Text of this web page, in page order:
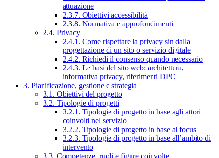
attuazione
2.3.7. Obiettivi accessibilità
2.3.8. Normativa e approfondimenti
2.4. Privacy
2.4.1. Come rispettare la privacy sin dalla
progettazione di un sito o servizio digitale
2.4.2. Richiedi il consenso quando necessario
2.4.3. Le basi del sito web: architettura,
informativa privacy, riferimenti DPO
3. Pianificazione, gestione e strategia
3.1. Obiettivi del progetto
3.2. Tipologie di progetti
3.2.1. Tipologie di progetto in base agli attori
coinvolti nel servizio
3.2.2. Tipologie di progetto in base al focus
3.2.3. Tipologie di progetto in base all’ambito di
intervento
3.3. Competenze, ruoli e figure coinvolte